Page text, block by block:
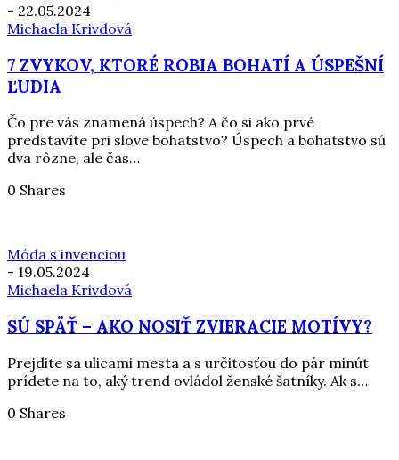
- 22.05.2024
Michaela Krivdová
7 ZVYKOV, KTORÉ ROBIA BOHATÍ A ÚSPEŠNÍ
ĽUDIA
Čo pre vás znamená úspech? A čo si ako prvé
predstavíte pri slove bohatstvo? Úspech a bohatstvo sú
dva rôzne, ale čas…
0 Shares
Móda s invenciou
- 19.05.2024
Michaela Krivdová
SÚ SPÄŤ – AKO NOSIŤ ZVIERACIE MOTÍVY?
Prejdite sa ulicami mesta a s určitosťou do pár minút
prídete na to, aký trend ovládol ženské šatníky. Ak s…
0 Shares